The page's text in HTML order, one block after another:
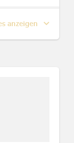
PKW-
gebührenfrei,
anzeigen